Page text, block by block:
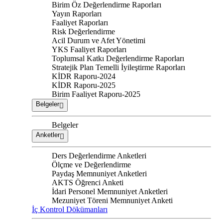
Birim Öz Değerlendirme Raporları
Yayın Raporları
Faaliyet Raporları
Risk Değerlendirme
Acil Durum ve Afet Yönetimi
YKS Faaliyet Raporları
Toplumsal Katkı Değerlendirme Raporları
Stratejik Plan Temelli İyileştirme Raporları
KİDR Raporu-2024
KİDR Raporu-2025
Birim Faaliyet Raporu-2025
Belgeler
Belgeler
Anketler
Ders Değerlendirme Anketleri
Ölçme ve Değerlendirme
Paydaş Memnuniyet Anketleri
AKTS Öğrenci Anketi
İdari Personel Memnuniyet Anketleri
Mezuniyet Töreni Memnuniyet Anketi
İç Kontrol Dökümanları